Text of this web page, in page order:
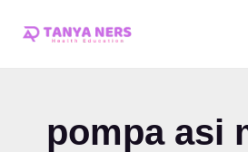
pompa asi